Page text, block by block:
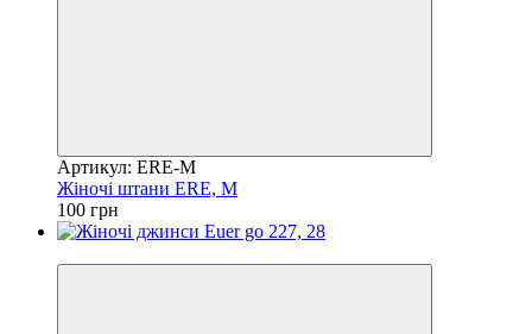
Артикул: ERE-M
Жіночі штани ERE, M
100 грн